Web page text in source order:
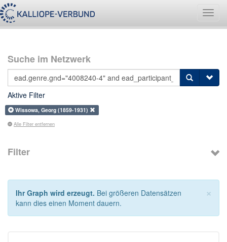
Suche im Netzwerk
Aktive Filter
Wissowa, Georg (1859-1931)
Alle Filter entfernen
Filter
×
Ihr Graph wird erzeugt. Bei größeren Datensätzen
kann dies einen Moment dauern.